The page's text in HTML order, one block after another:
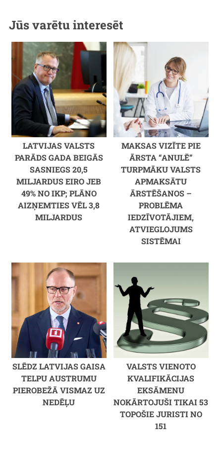
Jūs varētu interesēt
LATVIJAS VALSTS
PARĀDS GADA BEIGĀS
SASNIEGS 20,5
MILJARDUS EIRO JEB
49% NO IKP; PLĀNO
AIZŅEMTIES VĒL 3,8
MILJARDUS
MAKSAS VIZĪTE PIE
ĀRSTA “ANULĒ”
TURPMĀKU VALSTS
APMAKSĀTU
ĀRSTĒŠANOS –
PROBLĒMA
IEDZĪVOTĀJIEM,
ATVIEGLOJUMS
SISTĒMAI
SLĒDZ LATVIJAS GAISA
TELPU AUSTRUMU
PIEROBEŽĀ VISMAZ UZ
NEDĒĻU
VALSTS VIENOTO
KVALIFIKĀCIJAS
EKSĀMENU
NOKĀRTOJUŠI TIKAI 53
TOPOŠIE JURISTI NO
151